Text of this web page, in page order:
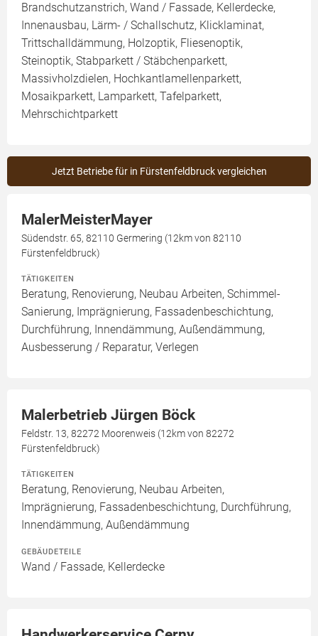
Brandschutzanstrich, Wand / Fassade, Kellerdecke,
Innenausbau, Lärm- / Schallschutz, Klicklaminat,
Trittschalldämmung, Holzoptik, Fliesenoptik,
Steinoptik, Stabparkett / Stäbchenparkett,
Massivholzdielen, Hochkantlamellenparkett,
Mosaikparkett, Lamparkett, Tafelparkett,
Mehrschichtparkett
Jetzt Betriebe für in Fürstenfeldbruck vergleichen
MalerMeisterMayer
Südendstr. 65, 82110 Germering (12km von 82110
Fürstenfeldbruck)
TÄTIGKEITEN
Beratung, Renovierung, Neubau Arbeiten, Schimmel-
Sanierung, Imprägnierung, Fassadenbeschichtung,
Durchführung, Innendämmung, Außendämmung,
Ausbesserung / Reparatur, Verlegen
Malerbetrieb Jürgen Böck
Feldstr. 13, 82272 Moorenweis (12km von 82272
Fürstenfeldbruck)
TÄTIGKEITEN
Beratung, Renovierung, Neubau Arbeiten,
Imprägnierung, Fassadenbeschichtung, Durchführung,
Innendämmung, Außendämmung
GEBÄUDETEILE
Wand / Fassade, Kellerdecke